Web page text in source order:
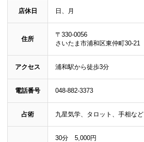
店休日 日、月
住所
〒330-0056
さいたま市浦和区東仲町30-21
アクセス 浦和駅から徒歩3分
電話番号 048-882-3373
占術 九星気学、タロット、手相など
30分 5,000円